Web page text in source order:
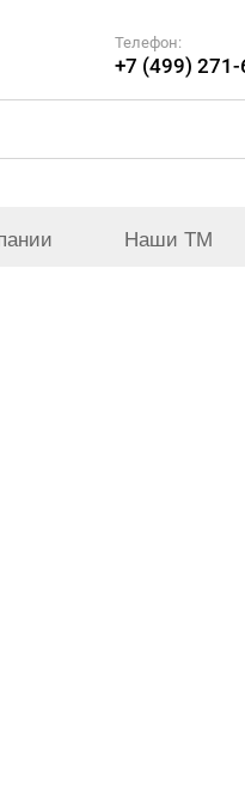
Телефон:
+7 (499)
Наши ТМ